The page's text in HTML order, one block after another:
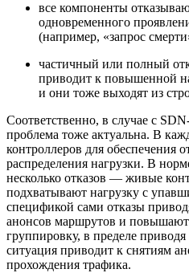
все компоненты
одновременного
(например, «запрос
частичный или полный
приводит к повышенной
и они тоже выходят из
Соответственно, в случае с
проблема тоже актуальна. В
контроллеров для обеспечения
распределения нагрузки. В
несколько отказов — живые
подхватывают нагрузку с
спецификой сами отказы
анонсов маршрутов и
группировку, в пределе
ситуация приводит к снятиям
прохождения трафика.